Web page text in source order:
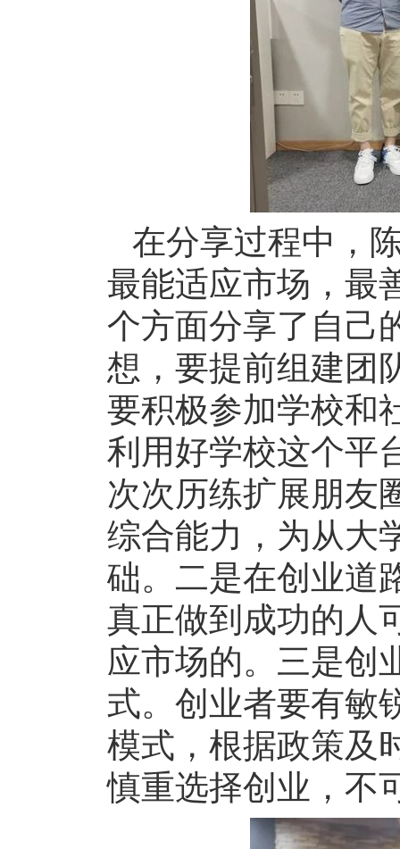
在分享过程中，
最能适应市场，最
个方面分享了自己
想，要提前组建团
要积极参加学校和
利用好学校这个平
次次历练扩展朋友
综合能力，为从大
础。二是在创业道
真正做到成功的人
应市场的。三是创
式。创业者要有敏
模式，根据政策及
慎重选择创业，不